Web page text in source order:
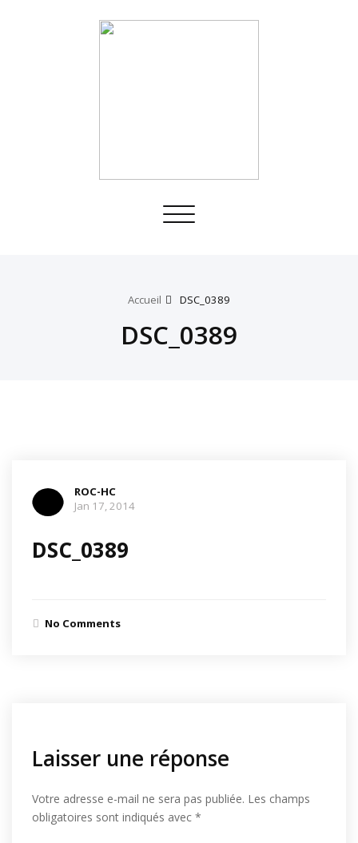
Toggle
Accueil DSC_0389
DSC_0389
ROC-HC
Jan 17, 2014
DSC_0389
No Comments
Laisser une réponse
Votre adresse e-mail ne sera pas publiée. Les champs
obligatoires sont indiqués avec *